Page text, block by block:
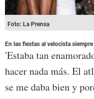
Foto: La Prensa
En las fiestas al velocista
'Estaba tan
hacer nada más. El
se me daba bien y